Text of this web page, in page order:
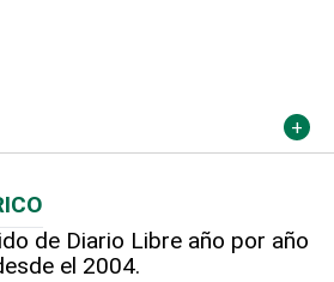
de Diario Libre año por año
el 2004.